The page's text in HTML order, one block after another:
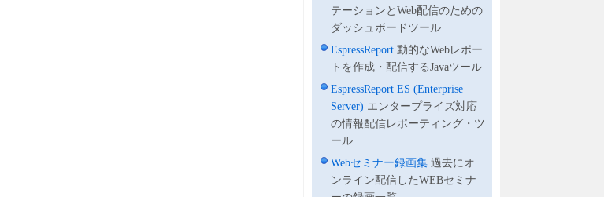
テーションとWeb配信のための
ダッシュボードツール
EspressReport 動的なWebレポー
トを作成・配信するJavaツール
EspressReport ES (Enterprise
Server) エンタープライズ対応
の情報配信レポーティング・ツ
ール
Webセミナー録画集 過去にオ
ンライン配信したWEBセミナ